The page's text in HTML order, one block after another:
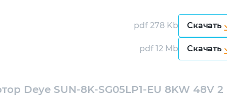
pdf 278 Kb Скачать
pdf 12 Mb Скачать
Deye SUN-8K-SG05LP1-EU 8KW 48V 2